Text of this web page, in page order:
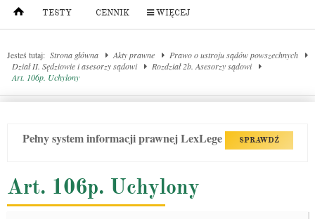
TESTY CENNIK WIĘCEJ
Jesteś tutaj: Strona główna Akty prawne
Prawo o ustroju sądów powszechnych
Dział II. Sędziowie i asesorzy sądowi
Rozdział 2b. Asesorzy sądowi
Art. 106p. Uchylony
Pełny system informacji prawnej LexLege SPRAWDŹ
Art. 106p. Uchylony